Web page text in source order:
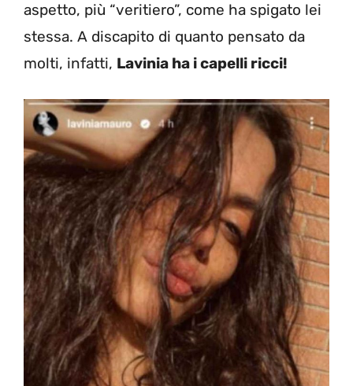
aspetto, più “veritiero”, come ha spigato lei
stessa. A discapito di quanto pensato da
molti, infatti, Lavinia ha i capelli ricci!